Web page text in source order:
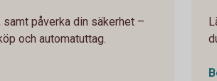
påverka din säkerhet –
och automatuttag.